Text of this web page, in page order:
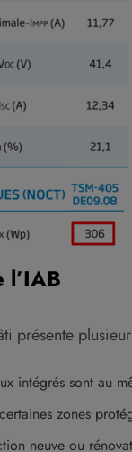
l’IAB
présente
intégrés sont au
zones
neuve ou